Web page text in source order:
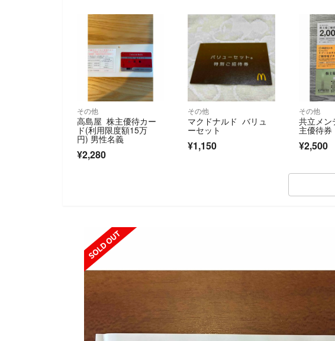
その他
高島屋 株主優待カー
ド(利用限度額15万
円) 男性名義
¥2,280
その他
マクドナルド バリュ
ーセット
¥1,150
その他
共立メ
主優待券
¥2,500